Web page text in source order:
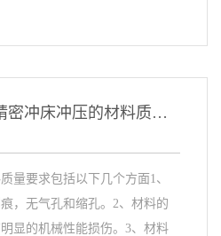
冲床厂家使用高速精密冲床冲压的材料质量要求
量要求包括以下几个方面1、
，无气孔和缩孔。2、材料的
显的机械性能损伤。3、材料